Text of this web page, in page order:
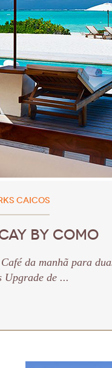
CAICOS
BY COMO
da manhã para
Upgrade de ...